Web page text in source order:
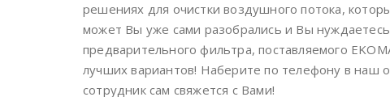
решениях для очистки воздушного потока,
может Вы уже сами разобрались и Вы
предварительного фильтра, поставляемого
лучших вариантов! Наберите по телефону в наш
сотрудник сам свяжется с Вами!